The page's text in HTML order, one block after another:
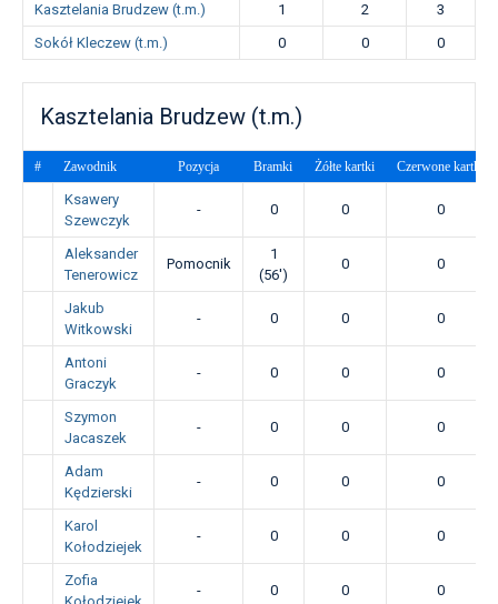
Kasztelania Brudzew (t.m.) 1 2
3
Sokół Kleczew (t.m.)
0 0 0
Kasztelania Brudzew (t.m.)
# Zawodnik Pozycja Bramki Żółte kartki Czerwone kartki
Ksawery
Szewczyk
- 0 0 0
Aleksander
Tenerowicz
Pomocnik
1
(56')
0 0
Jakub
Witkowski
- 0 0 0
Antoni
Graczyk
- 0 0 0
Szymon
Jacaszek
- 0 0 0
Adam
Kędzierski
- 0 0 0
Karol
Kołodziejek
- 0 0 0
Zofia
- 0 0 0